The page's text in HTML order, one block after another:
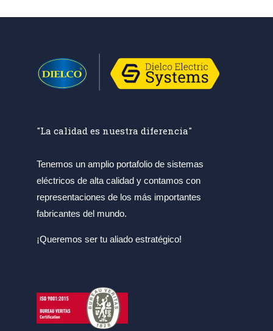
"La calidad es nuestra diferencia"
Tenemos un amplio portafolio de sistemas
eléctricos de alta calidad y contamos con
representaciones de los más importantes
fabricantes del mundo.
¡Queremos ser tu aliado estratégico!